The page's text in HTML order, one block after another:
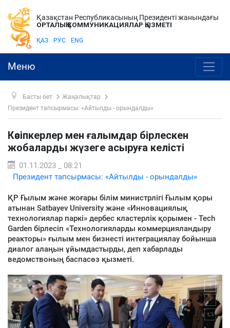
Қазақстан Республикасының Президенті жанындағы
ОРТАЛЫҚ КОММУНИКАЦИЯЛАР ҚЫЗМЕТІ
ҚАЗ РУС ENG
Меню
Басты бет
Жаңалықтар
Президент тапсырмасы: «Айтылды - орындалды»
Кәсіпкерлер мен ғалымдар бірлескен
жобаларды жүзеге асыруға келісті
01.11.2023 _ 08:21
Президент тапсырмасы: «Айтылды - орындалды»
ҚР Ғылым және жоғары білім министрлігі Ғылым қоры
атынан Satbayev University және «Инновациялық
технологиялар паркі» дербес кластерлік қорымен - Tech
Garden бірлесіп «Технологияларды коммерцияландыру
реакторы» ғылым мен бизнесті интеграциялау бойынша
диалог алаңын ұйымдастырды, деп хабарлады
ведомствоның баспасөз қызметі.